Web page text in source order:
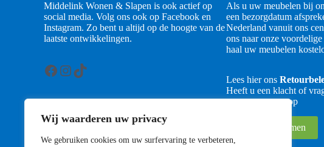
Wij waarderen uw privacy
We gebruiken cookies om uw surfervaring te verbeteren,
Middelink Wonen & Slapen is ook actief op
social media. Volg ons ook op Facebook en
Instagram. Zo bent u altijd op de hoogte van de
laatste ontwikkelingen.
Facebook
Instagram
TikTok
Als u uw meubelen bij
een bezorgdatum
Nederland vanuit ons
ons naar onze
haal uw meubelen
Lees hier ons
Heeft u een klacht of
contact met ons op
Contact opnemen